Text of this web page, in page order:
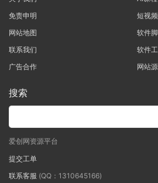
免责申明
网站地图
联系我们
广告合作
短视
软件
软件
网站
搜索
爱创网资源平台
提交工单
联系客服 (QQ：1310645166)